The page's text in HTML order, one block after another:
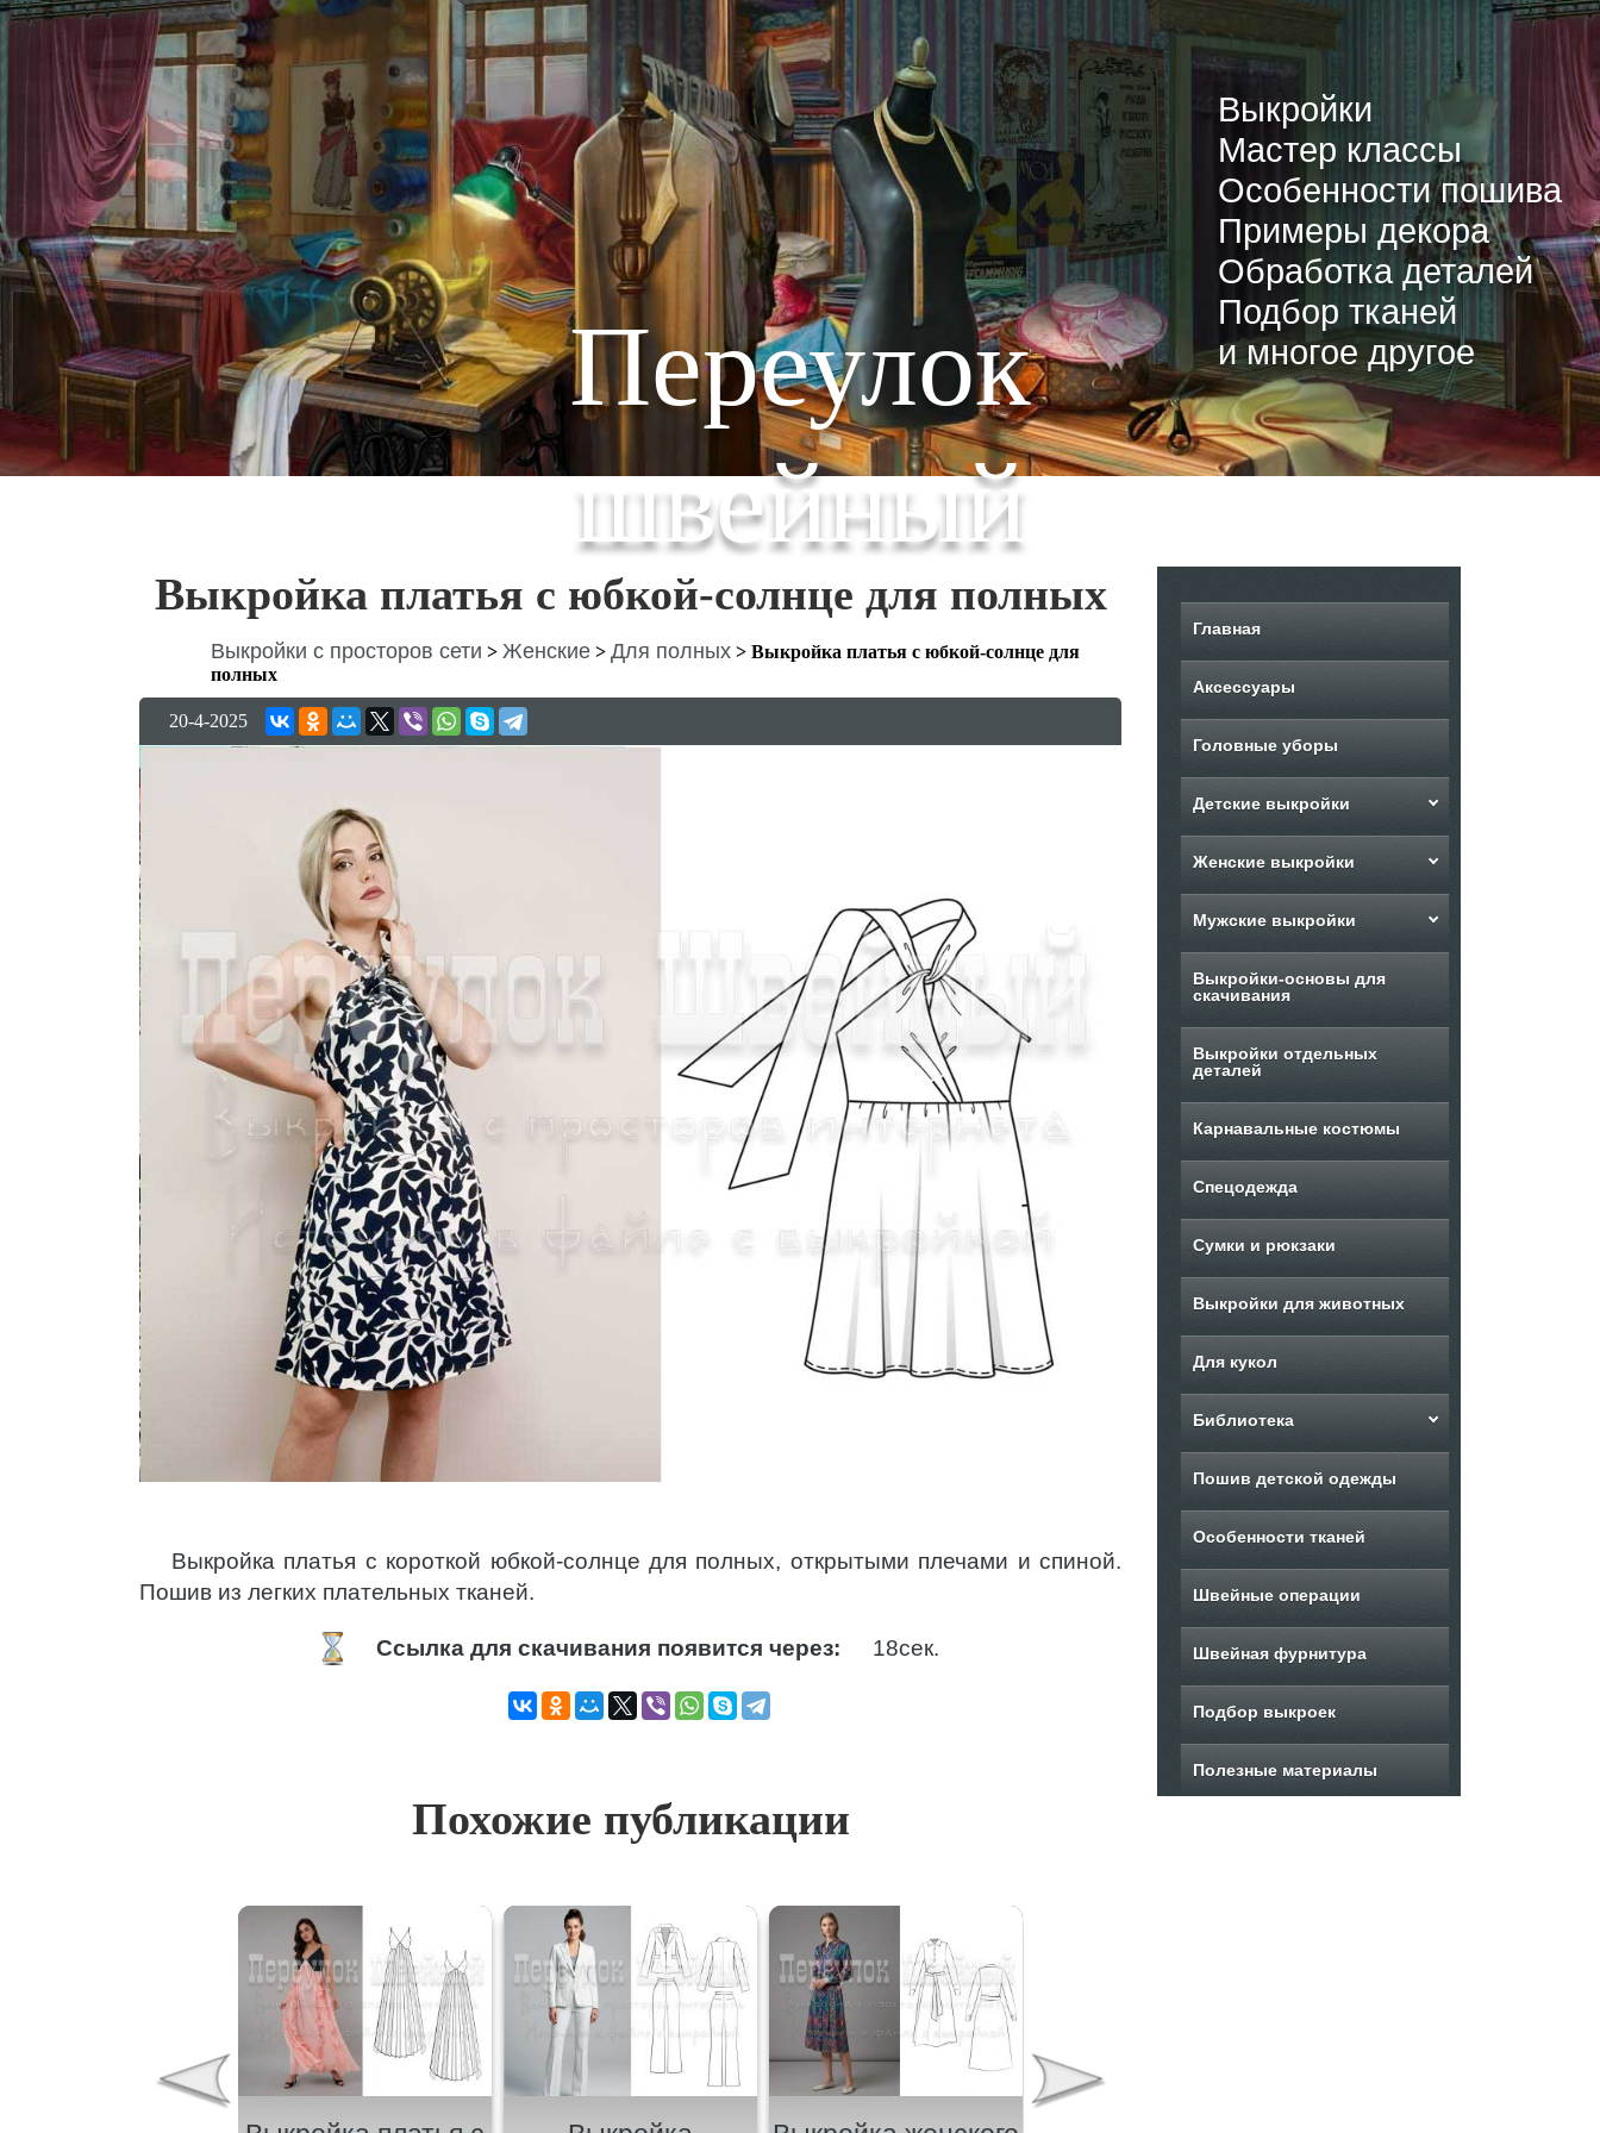
Переулок
швейный
Выкройки
Мастер классы
Особенности пошива
Примеры декора
Обработка деталей
Подбор тканей
и многое другое
Выкройка платья с юбкой-солнце для полных
Выкройки с просторов сети > Женские > Для полных > Выкройка платья с юбкой-солнце для
полных
20-4-2025
Выкройка платья с короткой юбкой-солнце для полных, открытыми плечами и спиной.
Пошив из легких плательных тканей.
Ссылка для скачивания появится через: 17сек.
Похожие публикации
Главная
Аксессуары
Головные уборы
Детские выкройки
Женские выкройки
Мужские выкройки
Выкройки-основы для
скачивания
Выкройки отдельных
деталей
Карнавальные костюмы
Спецодежда
Сумки и рюкзаки
Выкройки для животных
Для кукол
Библиотека
Пошив детской одежды
Особенности тканей
Швейные операции
Швейная фурнитура
Подбор выкроек
Полезные материалы